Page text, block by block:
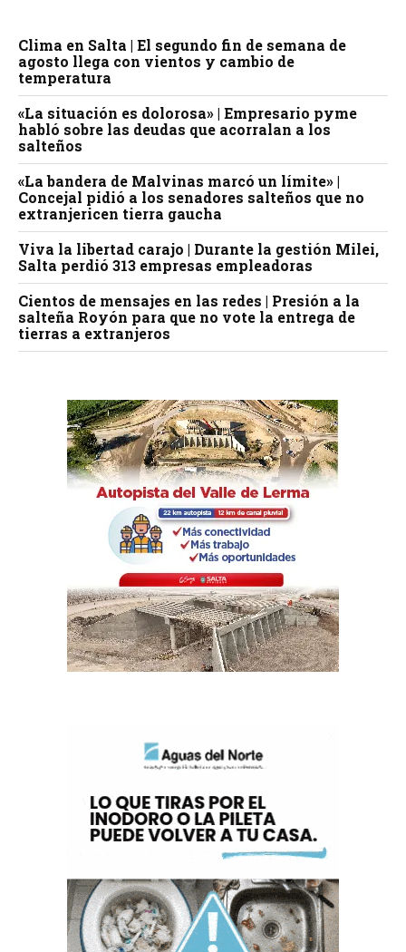
Clima en Salta | El segundo fin de semana de
agosto llega con vientos y cambio de
temperatura
«La situación es dolorosa» | Empresario pyme
habló sobre las deudas que acorralan a los
salteños
«La bandera de Malvinas marcó un límite» |
Concejal pidió a los senadores salteños que no
extranjericen tierra gaucha
Viva la libertad carajo | Durante la gestión Milei,
Salta perdió 313 empresas empleadoras
Cientos de mensajes en las redes | Presión a la
salteña Royón para que no vote la entrega de
tierras a extranjeros